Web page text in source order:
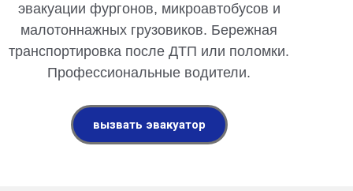
эвакуации фургонов, микроавтобусов и
малотоннажных грузовиков. Бережная
транспортировка после ДТП или поломки.
Профессиональные водители.
вызвать эвакуатор